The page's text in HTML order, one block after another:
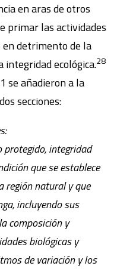
en aras de otros
primar las actividades
en detrimento de la
integridad ecológica.28
se añadieron a la
secciones:
protegido, integridad
que se establece
región natural y que
incluyendo sus
composición y
biológicas y
de variación y los